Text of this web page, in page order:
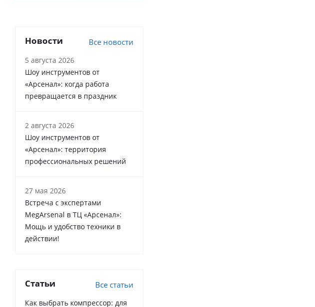
Новости Все новости
5 августа 2026
Шоу инструментов от
«Арсенал»: когда работа
превращается в праздник
2 августа 2026
Шоу инструментов от
«Арсенал»: территория
профессиональных решений
27 мая 2026
Встреча с экспертами
MegArsenal в ТЦ «Арсенал»:
Мощь и удобство техники в
действии!
Статьи Все статьи
Как выбрать компрессор: для